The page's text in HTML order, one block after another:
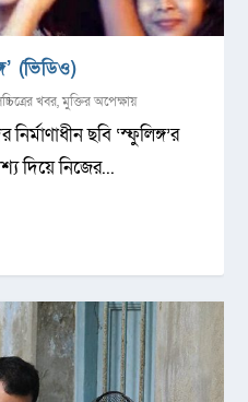
(ভিডিও)
খবর,মুক্তির অপেক্ষায়
ছবি ‘স্ফুলিঙ্গ’র
দিয়ে নিজের...